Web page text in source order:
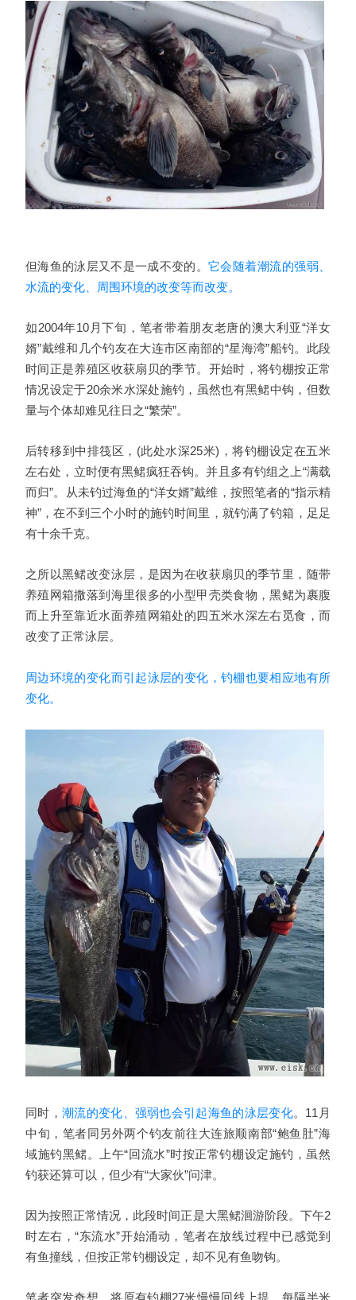
但海鱼的泳层又不是一成不变的。 它会随着潮流的强弱、
水流的变化、周围环境的改变等而改变。
如2004年10月下旬，笔者带着朋友老唐的澳大利亚“洋女
婿”戴维和几个钓友在大连市区南部的“星海湾”船钓。此段
时间正是养殖区收获扇贝的季节。开始时，将钓棚按正常
情况设定于20余米水深处施钓，虽然也有黑鲪中钩，但数
量与个体却难见往日之“繁荣”。
后转移到中排筏区，(此处水深25米)，将钓棚设定在五米
左右处，立时便有黑鲪疯狂吞钩。并且多有钓组之上“满载
而归”。从未钓过海鱼的“洋女婿”戴维，按照笔者的“指示精
神”，在不到三个小时的施钓时间里，就钓满了钓箱，足足
有十余千克。
之所以黑鲪改变泳层，是因为在收获扇贝的季节里，随带
养殖网箱撒落到海里很多的小型甲壳类食物，黑鲪为裹腹
而上升至靠近水面养殖网箱处的四五米水深左右觅食，而
改变了正常泳层。
周边环境的变化而引起泳层的变化，钓棚也要相应地有所
变化。
同时， 潮流的变化、强弱也会引起海鱼的泳层变化。11月
中旬，笔者同另外两个钓友前往大连旅顺南部“鲍鱼肚”海
域施钓黑鲪。上午“回流水”时按正常钓棚设定施钓，虽然
钓获还算可以，但少有“大家伙”问津。
因为按照正常情况，此段时间正是大黑鲪洄游阶段。下午2
时左右，“东流水”开始涌动，笔者在放线过程中已感觉到
有鱼撞线，但按正常钓棚设定，却不见有鱼吻钩。